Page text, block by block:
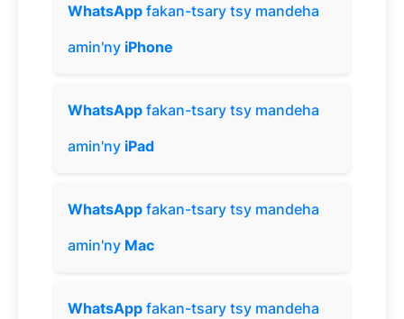
WhatsApp fakan-tsary tsy mandeha
amin'ny iPhone
WhatsApp fakan-tsary tsy mandeha
amin'ny iPad
WhatsApp fakan-tsary tsy mandeha
amin'ny Mac
WhatsApp fakan-tsary tsy mandeha